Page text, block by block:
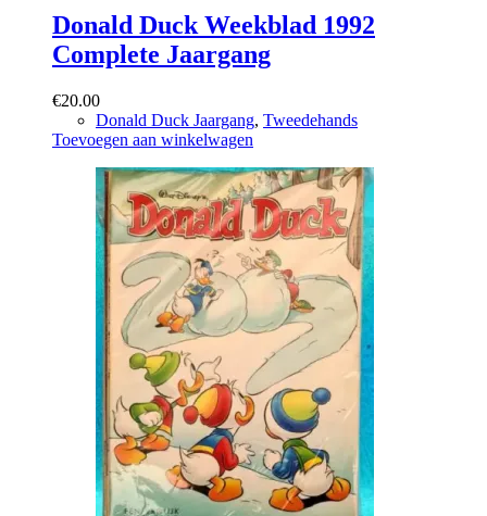
Donald Duck Weekblad 1992
Complete Jaargang
€20.00
Donald Duck Jaargang, Tweedehands
Toevoegen aan winkelwagen